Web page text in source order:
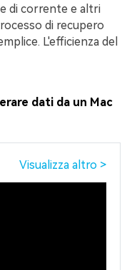
di corrente e altri
di recupero
L'efficienza del
dati da un Mac
Visualizza altro >